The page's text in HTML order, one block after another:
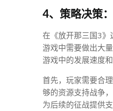
4、策略决策
在《放开那三国3》
游戏中需要做出大
游戏中的发展速度和
首先，玩家需要合
够的资源支持战争
为后续的征战提供支